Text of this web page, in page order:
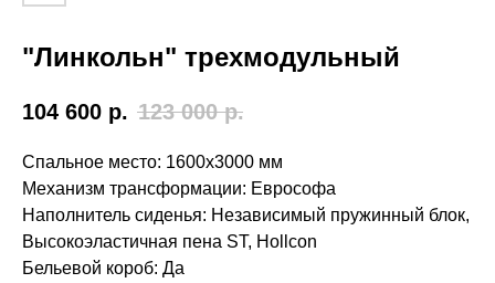
"Линкольн" трехмодульный
104 600 р. 123 000 р.
Спальное место: 1600х3000 мм
Механизм трансформации: Еврософа
Наполнитель сиденья: Независимый пружинный блок,
Высокоэластичная пена ST, Hollcon
Бельевой короб: Да